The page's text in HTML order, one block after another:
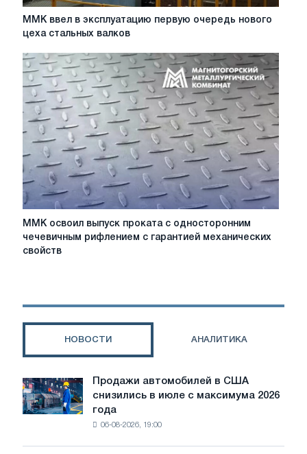
ММК
эксплуатацию
первую
очередь
нового
цеха
стальных
валков
ММК ввел в эксплуатацию первую очередь нового
цеха стальных валков
ММК
выпуск
чечевичным
свойств
ММК освоил выпуск проката с односторонним
чечевичным рифлением с гарантией механических
свойств
НОВОСТИ АНАЛИТИКА
Продажи
автомобилей
в
Продажи автомобилей в США
снизились в июле с максимума 2026
года
06-08-2026, 19:00